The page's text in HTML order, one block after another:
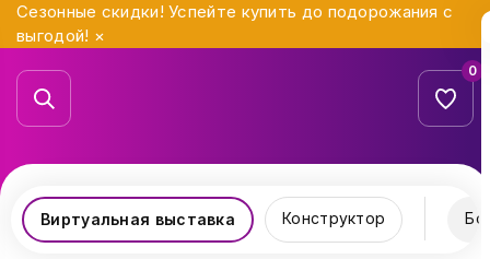
Сезонные скидки! Успейте купить до подорожания с
выгодой! ×
0
Виртуальная выставка Конструктор